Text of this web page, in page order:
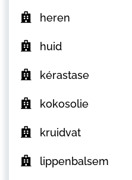
heren
huid
kérastase
kokosolie
kruidvat
lippenbalsem